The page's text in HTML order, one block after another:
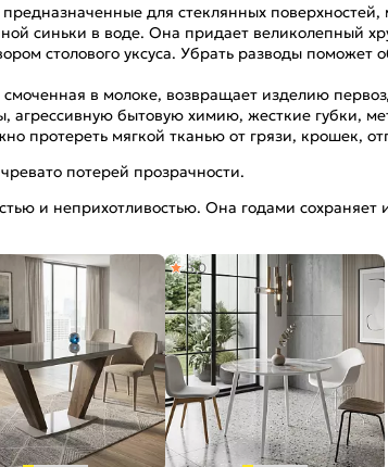
для стеклянных
синьки в воде. Она придает великолепный
столового уксуса. Убрать разводы поможет
в молоке, возвращает изделию
агрессивную бытовую химию, жесткие губки,
протереть мягкой тканью от грязи, крошек,
потерей прозрачности.
и неприхотливостью. Она годами сохраняет
5,0